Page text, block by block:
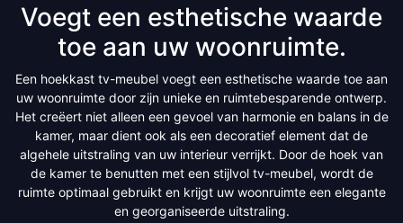
Voegt een esthetische waarde
toe aan uw woonruimte.
Een hoekkast tv-meubel voegt een esthetische waarde toe aan
uw woonruimte door zijn unieke en ruimtebesparende ontwerp.
Het creëert niet alleen een gevoel van harmonie en balans in de
kamer, maar dient ook als een decoratief element dat de
algehele uitstraling van uw interieur verrijkt. Door de hoek van
de kamer te benutten met een stijlvol tv-meubel, wordt de
ruimte optimaal gebruikt en krijgt uw woonruimte een elegante
en georganiseerde uitstraling.